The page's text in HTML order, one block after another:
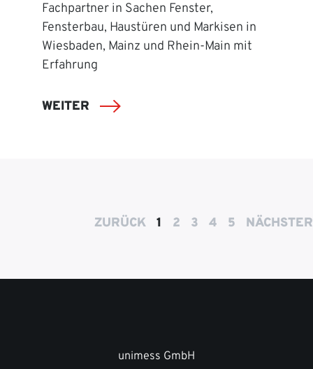
Fachpartner in Sachen Fenster,
Fensterbau, Haustüren und Markisen in
Wiesbaden, Mainz und Rhein-Main mit
Erfahrung
WEITER
ZURÜCK 1 2 3 4 5 NÄCHSTER
unimess GmbH